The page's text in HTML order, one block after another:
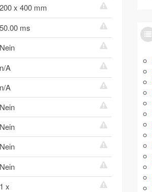
200 x 400 mm
50.00 ms
Nein
n/A
n/A
Nein
Nein
Nein
Nein
1 x